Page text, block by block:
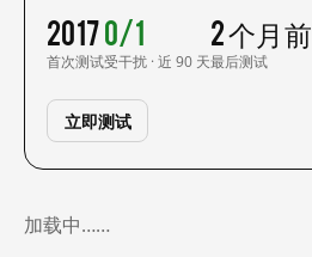
2017
首次测试
0/1
受干扰 · 近 90 天
2 个月前
最后测试
立即测试
加载中……